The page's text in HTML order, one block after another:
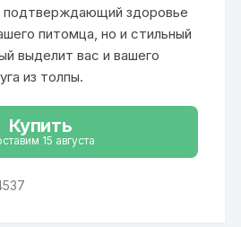
подтверждающий здоровье
питомца, но и стильный
выделит вас и вашего
из толпы.
Купить
15 августа